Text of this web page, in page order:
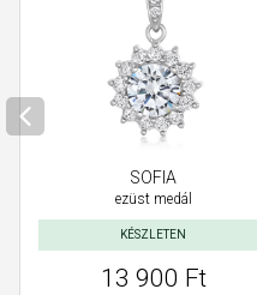
SOFIA
ezüst medál
KÉSZLETEN
13 900 Ft